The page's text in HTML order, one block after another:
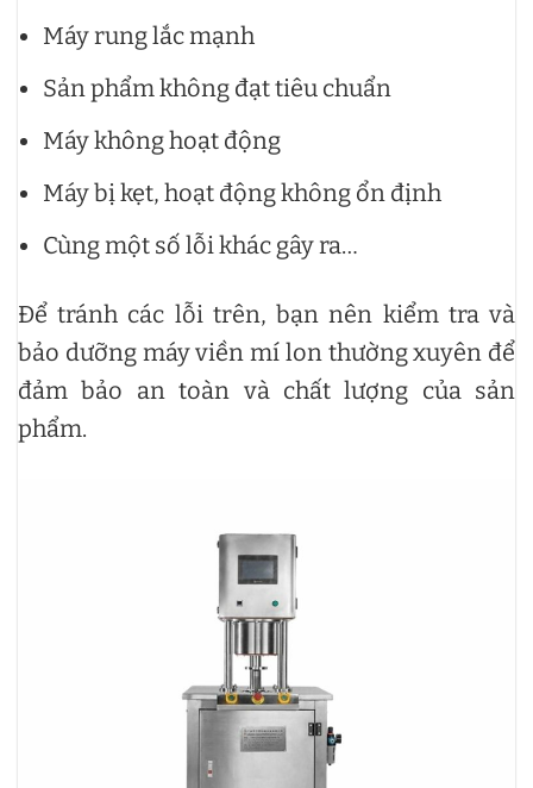
Máy rung lắc mạnh
Sản phẩm không đạt tiêu chuẩn
Máy không hoạt động
Máy bị kẹt, hoạt động không ổn định
Cùng một số lỗi khác gây ra…
Để tránh các lỗi trên, bạn nên kiểm tra và
bảo dưỡng máy viền mí lon thường xuyên để
đảm bảo an toàn và chất lượng của sản
phẩm.